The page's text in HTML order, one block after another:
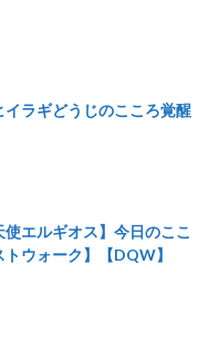
イラギどうじのこころ覚醒
使エルギオス】今日のここ
ウォーク】【DQW】